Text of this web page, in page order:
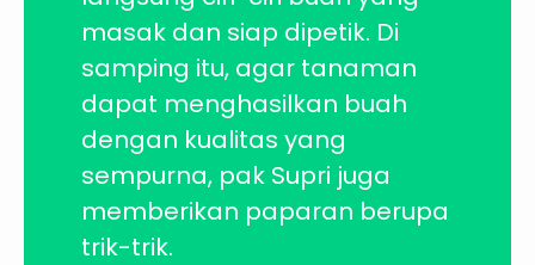
masak dan siap dipetik. Di
samping itu, agar tanaman
dapat menghasilkan buah
dengan kualitas yang
sempurna, pak Supri juga
memberikan paparan berupa
trik-trik.